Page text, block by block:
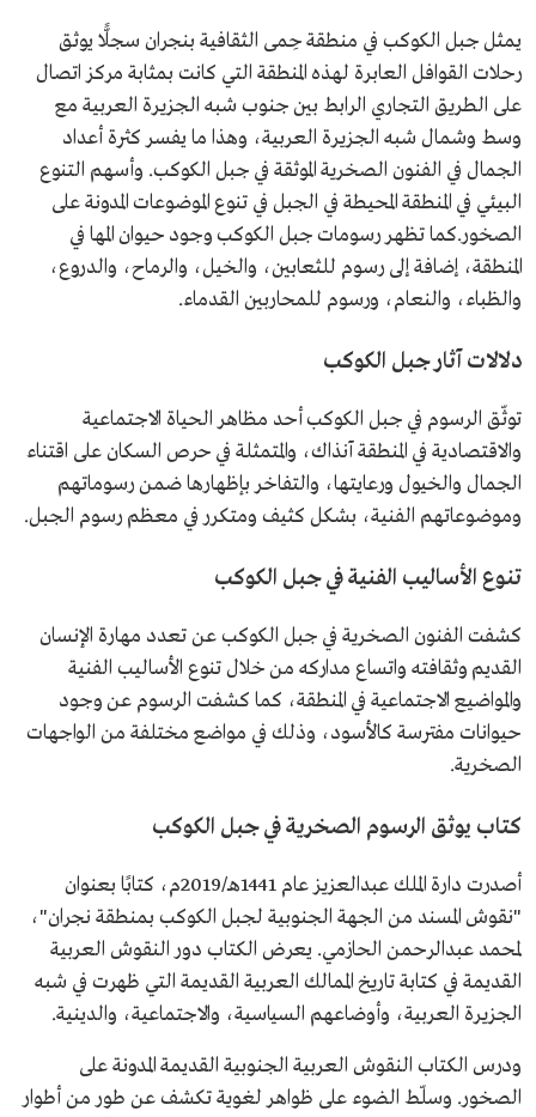
يمثل جبل الكوكب في منطقة حِمى الثقافية بنجران سجلًّا يوثق
رحلات القوافل العابرة لهذه المنطقة التي كانت بمثابة مركز اتصال
على الطريق التجاري الرابط بين جنوب شبه الجزيرة العربية مع
وسط وشمال شبه الجزيرة العربية، وهذا ما يفسر كثرة أعداد
الجمال في الفنون الصخرية الموثقة في جبل الكوكب. وأسهم التنوع
البيئي في المنطقة المحيطة في الجبل في تنوع الموضوعات المدونة على
الصخور.كما تظهر رسومات جبل الكوكب وجود حيوان المها في
المنطقة، إضافة إلى رسوم للثعابين، والخيل، والرماح، والدروع،
والظباء، والنعام، ورسوم للمحاربين القدماء.
دلالات آثار جبل الكوكب
توثّق الرسوم في جبل الكوكب أحد مظاهر الحياة الاجتماعية
والاقتصادية في المنطقة آنذاك، والمتمثلة في حرص السكان على اقتناء
الجمال والخيول ورعايتها، والتفاخر بإظهارها ضمن رسوماتهم
وموضوعاتهم الفنية، بشكل كثيف ومتكرر في معظم رسوم الجبل.
تنوع الأساليب الفنية في جبل الكوكب
كشفت الفنون الصخرية في جبل الكوكب عن تعدد مهارة الإنسان
القديم وثقافته واتساع مداركه من خلال تنوع الأساليب الفنية
والمواضيع الاجتماعية في المنطقة، كما كشفت الرسوم عن وجود
حيوانات مفترسة كالأسود، وذلك في مواضع مختلفة من الواجهات
الصخرية.
كتاب يوثق الرسوم الصخرية في جبل الكوكب
أصدرت دارة الملك عبدالعزيز عام 1441هـ/2019م، كتابًا بعنوان
"نقوش المسند من الجهة الجنوبية لجبل الكوكب بمنطقة نجران"،
لمحمد عبدالرحمن الحازمي. يعرض الكتاب دور النقوش العربية
القديمة في كتابة تاريخ الممالك العربية القديمة التي ظهرت في شبه
الجزيرة العربية، وأوضاعهم السياسية، والاجتماعية، والدينية.
ودرس الكتاب النقوش العربية الجنوبية القديمة المدونة على
الصخور. وسلّط الضوء على ظواهر لغوية تكشف عن طور من أطوار